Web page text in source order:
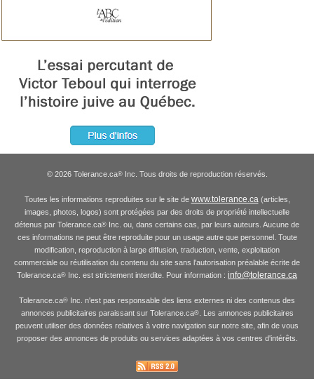
© 2026 Tolerance.ca®Inc. Tous droits de reproduction réservés.
Toutes les informations reproduites sur le site de www.tolerance.ca(articles,
images, photos, logos) sont protégées par des droits de propriété intellectuelle
détenus par Tolerance.ca® Inc. ou, dans certains cas, par leurs auteurs. Aucune de
ces informations ne peut être reproduite pour un usage autre que personnel. Toute
modification, reproduction à large diffusion, traduction, vente, exploitation
commerciale ou réutilisation du contenu du site sans l'autorisation préalable écrite de
Tolerance.ca® Inc. est strictement interdite. Pour information : info@tolerance.ca
Tolerance.ca® Inc. n'est pas responsable des liens externes ni des contenus des
annonces publicitaires paraissant sur Tolerance.ca®. Les annonces publicitaires
peuvent utiliser des données relatives à votre navigation sur notre site, afin de vous
proposer des annonces de produits ou services adaptées à vos centres d'intérêts.